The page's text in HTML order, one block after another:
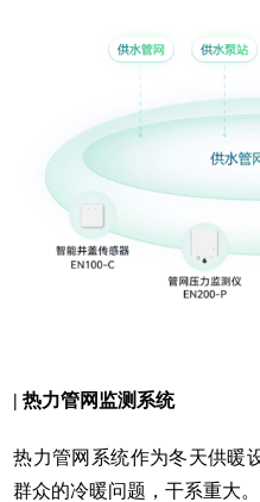
| 热力管网监测系统
热力管网系统作为冬天供暖
群众的冷暖问题，干系重大。